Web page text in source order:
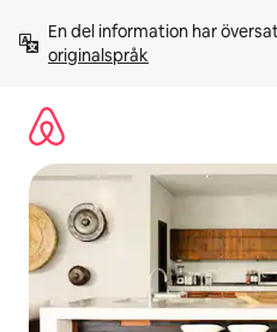
innehåll
En del information har
originalspråk